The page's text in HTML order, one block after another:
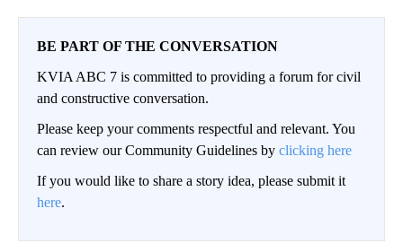
BE PART OF THE CONVERSATION
KVIA ABC 7 is committed to providing a forum for civil
and constructive conversation.
Please keep your comments respectful and relevant. You
can review our Community Guidelines by clicking here
If you would like to share a story idea, please submit it
here.